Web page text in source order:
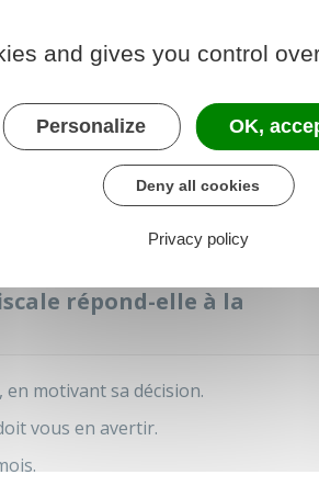
ou de rectification
et prélèvements
répond-elle à la
, en motivant sa décision.
vous en avertir.
and gives you control
Personalize OK,
Deny all cookies
Privacy policy